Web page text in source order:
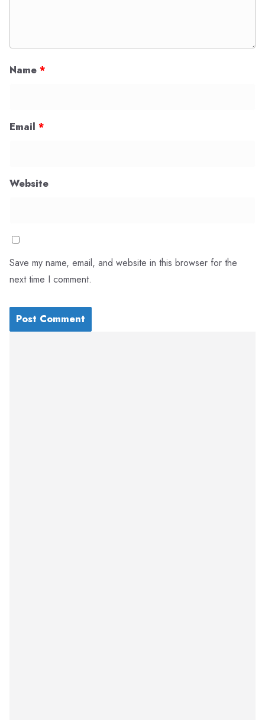
Name *
Email *
Website
Save my name, email, and website in this browser for the
next time I comment.